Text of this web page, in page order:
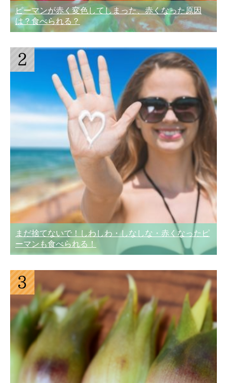
ピーマンが赤く変色してしまった、赤くなった原因
は？食べられる？
まだ捨てないで！しわしわ・しなしな・赤くなったピ
ーマンも食べられる！